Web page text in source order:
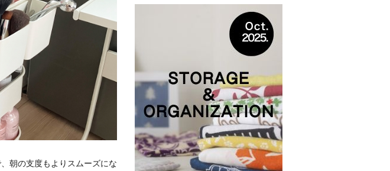
朝の支度もよりスムーズにな